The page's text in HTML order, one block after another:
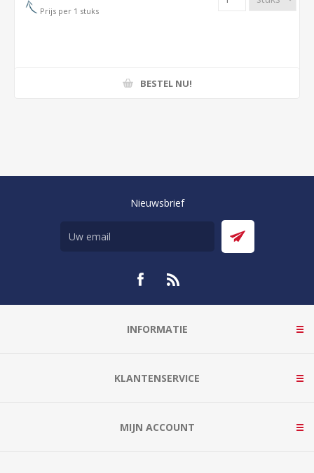
Prijs per 1 stuks
BESTEL NU!
Nieuwsbrief
INFORMATIE
KLANTENSERVICE
MIJN ACCOUNT